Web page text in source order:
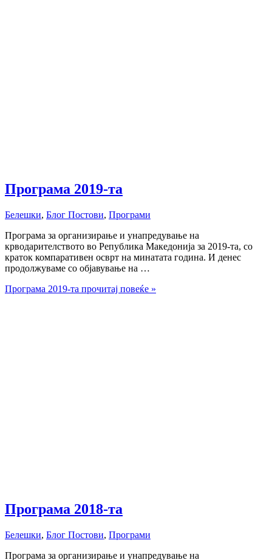
Програма 2019-та
Белешки, Блог Постови, Програми
Програмa за организирање и унапредување на
крводарителството во Република Македонија за 2019-та, со
краток компаративен осврт на минатата година. И денес
продолжуваме со објавување на …
Програма 2019-та прочитај повеќе »
Програма 2018-та
Белешки, Блог Постови, Програми
Програмa за организирање и унапредување на